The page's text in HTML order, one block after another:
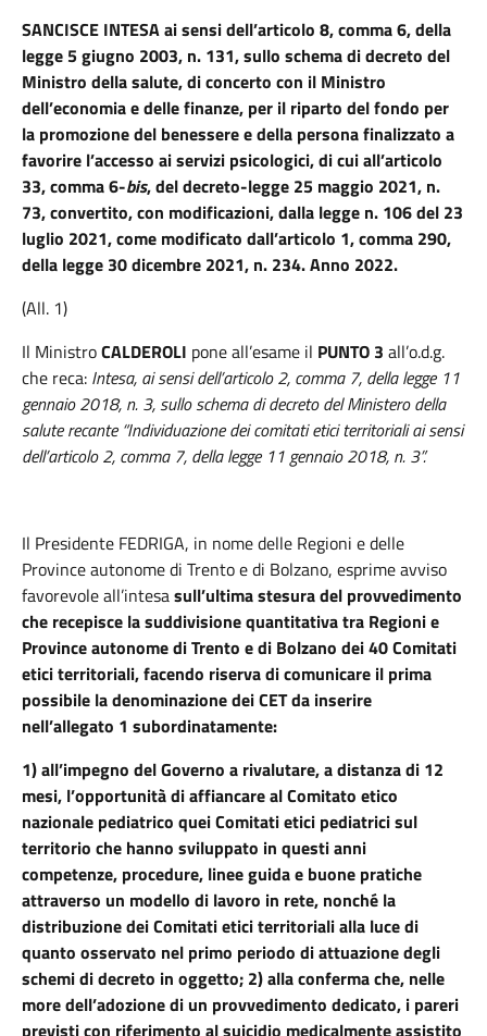
SANCISCE INTESA ai sensi dell’articolo 8, comma 6, della
legge 5 giugno 2003, n. 131, sullo schema di decreto del
Ministro della salute, di concerto con il Ministro
dell’economia e delle finanze, per il riparto del fondo per
la promozione del benessere e della persona finalizzato a
favorire l’accesso ai servizi psicologici, di cui all’articolo
33, comma 6-bis, del decreto-legge 25 maggio 2021, n.
73, convertito, con modificazioni, dalla legge n. 106 del 23
luglio 2021, come modificato dall’articolo 1, comma 290,
della legge 30 dicembre 2021, n. 234. Anno 2022.
(All. 1)
Il MinistroCALDEROLI pone all’esame il PUNTO 3 all’o.d.g.
che reca: Intesa, ai sensi dell’articolo 2, comma 7, della legge 11
gennaio 2018, n. 3, sullo schema di decreto del Ministero della
salute recante “Individuazione dei comitati etici territoriali ai sensi
dell’articolo 2, comma 7, della legge 11 gennaio 2018, n. 3”.
Il Presidente FEDRIGA, in nome delle Regioni e delle
Province autonome di Trento e di Bolzano, esprime avviso
favorevole all’intesasull’ultima stesura del provvedimento
che recepisce la suddivisione quantitativa tra Regioni e
Province autonome di Trento e di Bolzano dei 40 Comitati
etici territoriali, facendo riserva di comunicare il prima
possibile la denominazione dei CET da inserire
nell’allegato 1 subordinatamente:
1) all’impegno del Governo a rivalutare, a distanza di 12
mesi, l’opportunità di affiancare al Comitato etico
nazionale pediatrico quei Comitati etici pediatrici sul
territorio che hanno sviluppato in questi anni
competenze, procedure, linee guida e buone pratiche
attraverso un modello di lavoro in rete, nonché la
distribuzione dei Comitati etici territoriali alla luce di
quanto osservato nel primo periodo di attuazione degli
schemi di decreto in oggetto; 2) alla conferma che, nelle
more dell’adozione di un provvedimento dedicato, i pareri
previsti con riferimento al suicidio medicalmente assistito